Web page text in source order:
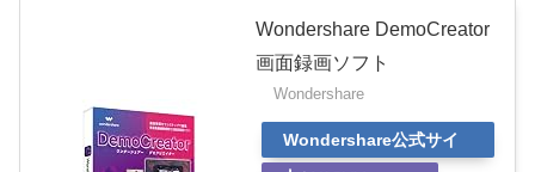
Wondershare DemoCreator
画面録画ソフト
Wondershare
Wondershare公式サイ